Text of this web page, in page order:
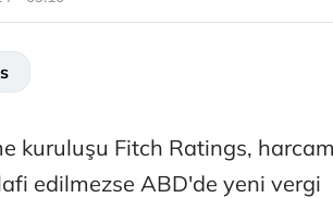
kuruluşu Fitch Ratings,
edilmezse ABD'de yeni vergi